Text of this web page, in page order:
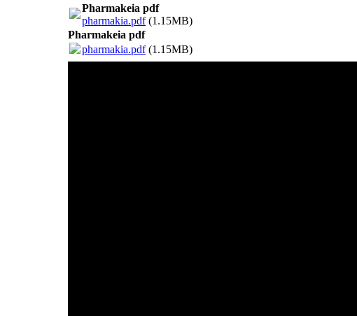
Pharmakeia pdf
pharmakia.pdf(1.15MB)
Pharmakeia pdf
pharmakia.pdf(1.15MB)